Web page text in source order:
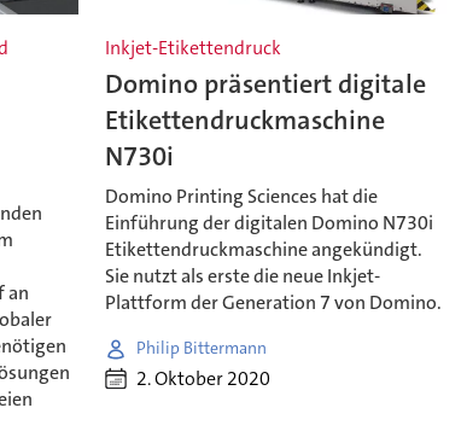
an
Inkjet-Etikettendruck
Domino präsentiert digitale
Etikettendruckmaschine
N730i
Domino Printing Sciences hat die
Einführung der digitalen Domino N730i
Etikettendruckmaschine angekündigt.
Sie nutzt als erste die neue Inkjet-
Plattform der Generation 7 von Domino.
Philip Bittermann
2. Oktober 2020